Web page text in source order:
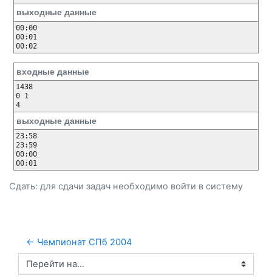
выходные данные
00:00
00:01
входные данные
1438
0 1
выходные данные
23:58
23:59
00:00
Сдать: для сдачи задач необходимо войти в систему
← Чемпионат СПб 2004
Перейти на...